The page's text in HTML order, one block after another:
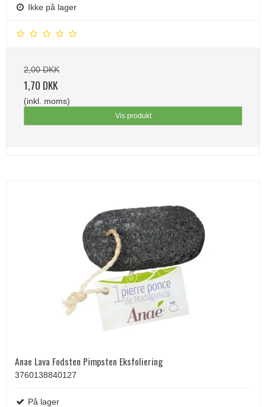
Ikke på lager
2,00 DKK
1,70 DKK
(inkl. moms)
Vis produkt
Anae Lava Fodsten Pimpsten Eksfoliering
3760138840127
På lager